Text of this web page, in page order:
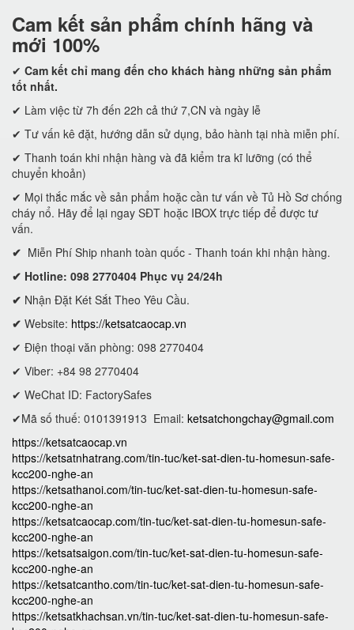
Cam kết sản phẩm chính hãng và
mới 100%
✔ Cam kết chỉ mang đến cho khách hàng những sản phẩm
tốt nhất.
✔ Làm việc từ 7h đến 22h cả thứ 7,CN và ngày lễ
✔ Tư vấn kê đặt, hướng dẫn sử dụng, bảo hành tại nhà miễn phí.
✔ Thanh toán khi nhận hàng và đã kiểm tra kĩ lưỡng (có thể
chuyển khoản)
✔ Mọi thắc mắc về sản phẩm hoặc cần tư vấn về Tủ Hồ Sơ chống
cháy nổ. Hãy để lại ngay SĐT hoặc IBOX trực tiếp để được tư
vấn.
✔ Miễn Phí Ship nhanh toàn quốc - Thanh toán khi nhận hàng.
✔ Hotline: 098 2770404 Phục vụ 24/24h
✔ Nhận Đặt Két Sắt Theo Yêu Cầu.
✔ Website: https://ketsatcaocap.vn
✔ Điện thoại văn phòng: 098 2770404
✔ Viber: +84 98 2770404
✔ WeChat ID: FactorySafes
✔Mã số thuế: 0101391913 Email: ketsatchongchay@gmail.com
https://ketsatcaocap.vn
https://ketsatnhatrang.com/tin-tuc/ket-sat-dien-tu-homesun-safe-
kcc200-nghe-an
https://ketsathanoi.com/tin-tuc/ket-sat-dien-tu-homesun-safe-
kcc200-nghe-an
https://ketsatcaocap.com/tin-tuc/ket-sat-dien-tu-homesun-safe-
kcc200-nghe-an
https://ketsatsaigon.com/tin-tuc/ket-sat-dien-tu-homesun-safe-
kcc200-nghe-an
https://ketsatcantho.com/tin-tuc/ket-sat-dien-tu-homesun-safe-
kcc200-nghe-an
https://ketsatkhachsan.vn/tin-tuc/ket-sat-dien-tu-homesun-safe-